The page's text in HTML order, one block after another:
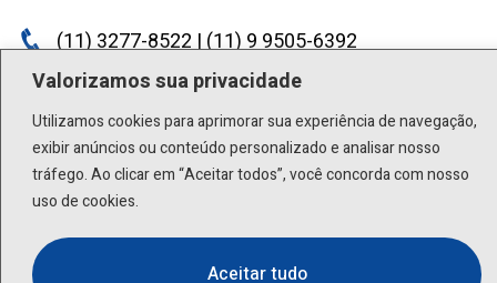
Valorizamos sua privacidade
Utilizamos cookies para aprimorar sua experiência de navegação,
exibir anúncios ou conteúdo personalizado e analisar nosso
tráfego. Ao clicar em “Aceitar todos”, você concorda com nosso
uso de cookies.
Aceitar tudo
(11) 3277-8522 | (11) 9 9505-6392
lactea@lactea.com.br
Social